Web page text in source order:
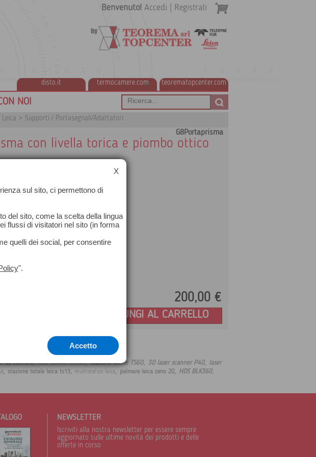
disto.it termocamere.com teorematopcenter.com
Benvenuto! Accedi Registrati
NOI
> Supporti / Portasegnali/Adattatori
G8Portaprisma
con livella torica e piombo ottico
200,00 €
AGGIUNGI AL CARRELLO
da cantiere,laser scanner blk360,stazione totale TS60, 3D laser scanner P40, laser
, stazione totale leica ts13, multistation leica, palmare leica zeno 20, HDS BLK360,
NEWSLETTER
Iscriviti alla nostra newsletter per essere sempre
aggiornato sulle ultime novità dei prodotti e delle
offerte in corso
X
sul sito, ci permettono di
del sito, come la scelta della lingua
flussi di visitatori nel sito (in forma
quelli dei social, per consentire
".
Accetto